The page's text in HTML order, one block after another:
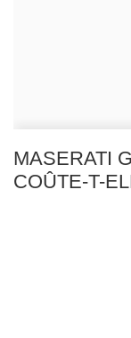
MASERATI
COÛTE-T-